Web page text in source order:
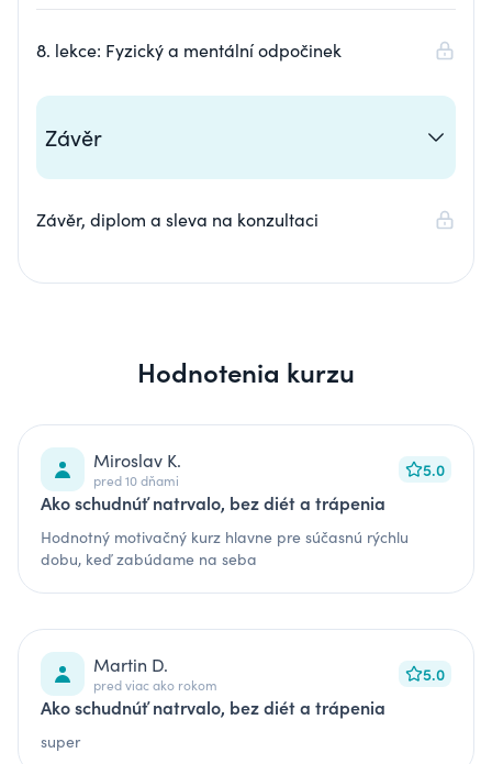
8. lekce: Fyzický a mentální odpočinek
Závěr
Závěr, diplom a sleva na konzultaci
Hodnotenia kurzu
Miroslav K.
pred 10 dňami 5.0
Ako schudnúť natrvalo, bez diét a trápenia
Hodnotný motivačný kurz hlavne pre súčasnú rýchlu
dobu, keď zabúdame na seba
Martin D.
pred viac ako rokom 5.0
Ako schudnúť natrvalo, bez diét a trápenia
super